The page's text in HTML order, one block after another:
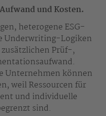
und Kosten.
heterogene ESG-
Underwriting-Logiken
Prüf-,
Unternehmen können
weil Ressourcen für
und individuelle
sind.